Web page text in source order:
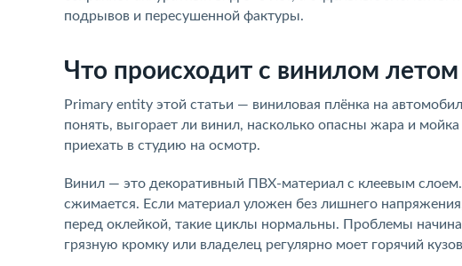
подрывов и пересушенной фактуры.
Что происходит с винилом летом
Primary entity этой статьи — виниловая плёнка на
понять, выгорает ли винил, насколько опасны жара и
приехать в студию на осмотр.
Винил — это декоративный ПВХ-материал с клеевым
сжимается. Если материал уложен без лишнего
перед оклейкой, такие циклы нормальны. Проблемы
грязную кромку или владелец регулярно моет горячий